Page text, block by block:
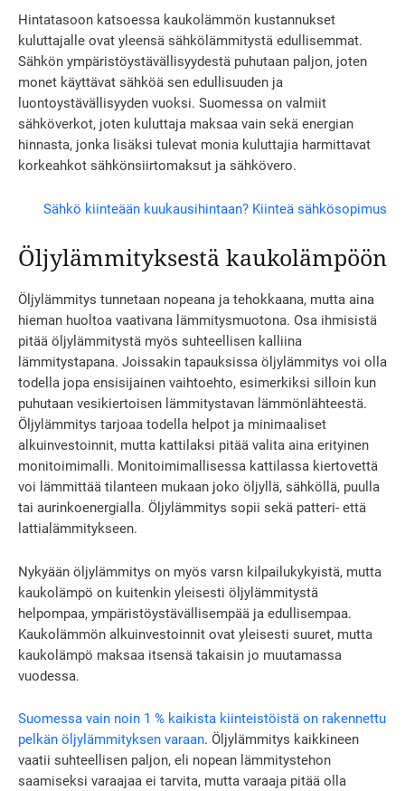
Hintatasoon katsoessa kaukolämmön kustannukset
kuluttajalle ovat yleensä sähkölämmitystä edullisemmat.
Sähkön ympäristöystävällisyydestä puhutaan paljon, joten
monet käyttävat sähköä sen edullisuuden ja
luontoystävällisyyden vuoksi. Suomessa on valmiit
sähköverkot, joten kuluttaja maksaa vain sekä energian
hinnasta, jonka lisäksi tulevat monia kuluttajia harmittavat
korkeahkot sähkönsiirtomaksut ja sähkövero.
Sähkö kiinteään kuukausihintaan? Kiinteä sähkösopimus
Öljylämmityksestä kaukolämpöön
Öljylämmitys tunnetaan nopeana ja tehokkaana, mutta aina
hieman huoltoa vaativana lämmitysmuotona. Osa ihmisistä
pitää öljylämmitystä myös suhteellisen kalliina
lämmitystapana. Joissakin tapauksissa öljylämmitys voi olla
todella jopa ensisijainen vaihtoehto, esimerkiksi silloin kun
puhutaan vesikiertoisen lämmitystavan lämmönlähteestä.
Öljylämmitys tarjoaa todella helpot ja minimaaliset
alkuinvestoinnit, mutta kattilaksi pitää valita aina erityinen
monitoimimalli. Monitoimimallisessa kattilassa kiertovettä
voi lämmittää tilanteen mukaan joko öljyllä, sähköllä, puulla
tai aurinkoenergialla. Öljylämmitys sopii sekä patteri- että
lattialämmitykseen.
Nykyään öljylämmitys on myös varsn kilpailukykyistä, mutta
kaukolämpö on kuitenkin yleisesti öljylämmitystä
helpompaa, ympäristöystävällisempää ja edullisempaa.
Kaukolämmön alkuinvestoinnit ovat yleisesti suuret, mutta
kaukolämpö maksaa itsensä takaisin jo muutamassa
vuodessa.
Suomessa vain noin 1 % kaikista kiinteistöistä on rakennettu
pelkän öljylämmityksen varaan. Öljylämmitys kaikkineen
vaatii suhteellisen paljon, eli nopean lämmitystehon
saamiseksi varaajaa ei tarvita, mutta varaaja pitää olla